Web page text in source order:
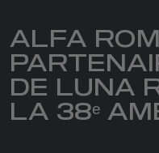
ALFA
DE LUNA
LA 38ᵉ